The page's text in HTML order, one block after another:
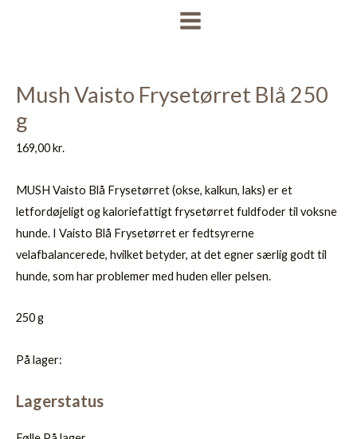
MAIN
Mush Vaisto Frysetørret Blå 250
g
169,00kr.
MUSH Vaisto Blå Frysetørret (okse, kalkun, laks) er et
letfordøjeligt og kaloriefattigt frysetørret fuldfoder til voksne
hunde. I Vaisto Blå Frysetørret er fedtsyrerne
velafbalancerede, hvilket betyder, at det egner særlig godt til
hunde, som har problemer med huden eller pelsen.
250 g
På lager:
Lagerstatus